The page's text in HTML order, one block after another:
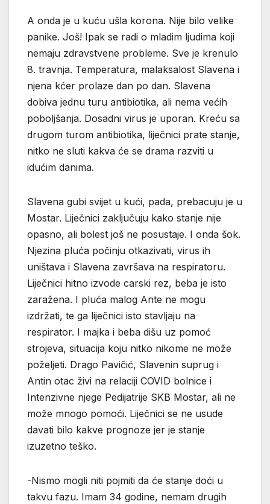
A onda je u kuću ušla korona. Nije bilo velike
panike. Još! Ipak se radi o mladim ljudima koji
nemaju zdravstvene probleme. Sve je krenulo
8. travnja. Temperatura, malaksalost Slavena i
njena kćer prolaze dan po dan. Slavena
dobiva jednu turu antibiotika, ali nema većih
poboljšanja. Dosadni virus je uporan. Kreću sa
drugom turom antibiotika, liječnici prate stanje,
nitko ne sluti kakva će se drama razviti u
idućim danima.
Slavena gubi svijet u kući, pada, prebacuju je u
Mostar. Liječnici zaključuju kako stanje nije
opasno, ali bolest još ne posustaje. I onda šok.
Njezina pluća počinju otkazivati, virus ih
uništava i Slavena završava na respiratoru.
Liječnici hitno izvode carski rez, beba je isto
zaražena. I pluća malog Ante ne mogu
izdržati, te ga liječnici isto stavljaju na
respirator. I majka i beba dišu uz pomoć
strojeva, situacija koju nitko nikome ne može
poželjeti. Drago Pavičić, Slavenin suprug i
Antin otac živi na relaciji COVID bolnice i
Intenzivne njege Pedijatrije SKB Mostar, ali ne
može mnogo pomoći. Liječnici se ne usude
davati bilo kakve prognoze jer je stanje
izuzetno teško.
-Nismo mogli niti pojmiti da će stanje doći u
takvu fazu. Imam 34 godine, nemam drugih